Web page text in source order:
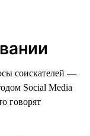
соискателей —
Social Media
говорят